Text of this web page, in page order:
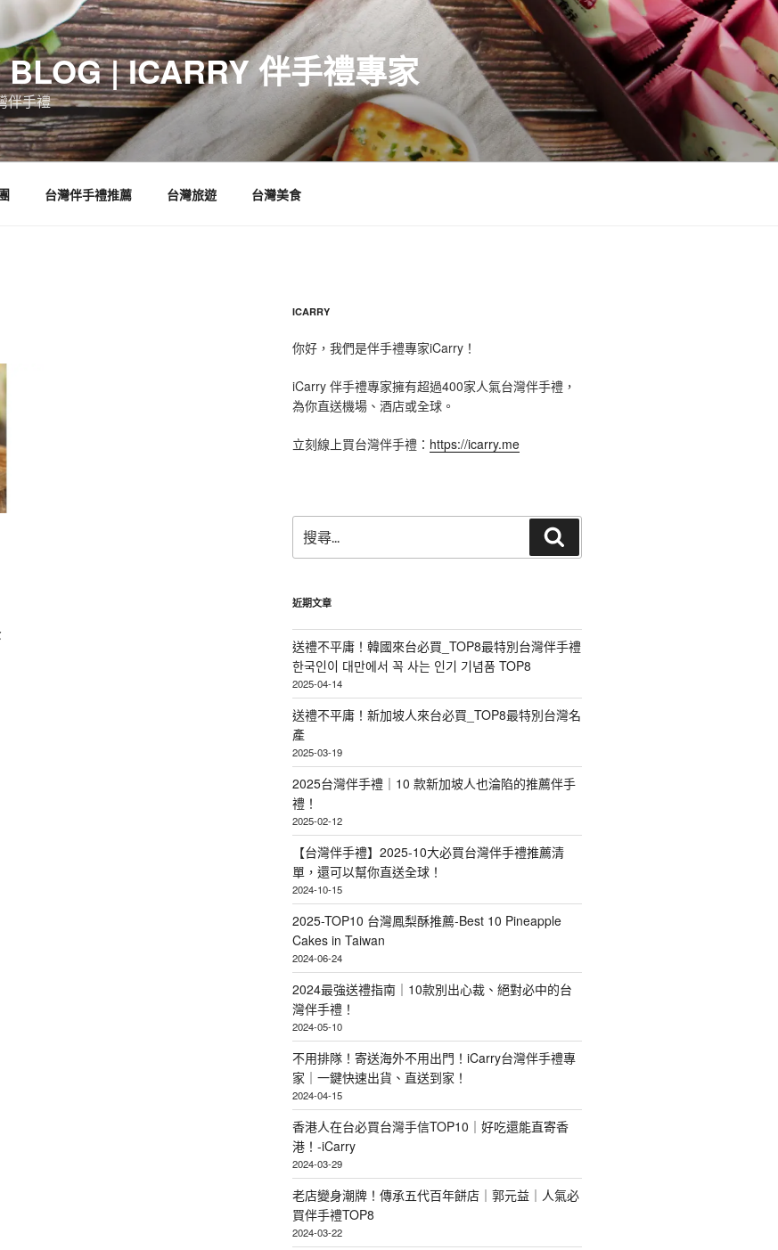
| ICARRY 伴手禮專家
伴手禮
台灣伴手禮推薦 台灣旅遊 台灣美食
ICARRY
你好，我們是伴手禮專家iCarry！
iCarry 伴手禮專家擁有超過400家人氣台灣伴手禮，
為你直送機場、酒店或全球。
立刻線上買台灣伴手禮： https://icarry.me
尋
關
字:
尋
近期文章
送禮不平庸！韓國來台必買_TOP8最特別台灣伴手禮
한국인이 대만에서 꼭 사는 인기 기념품 TOP8
2025-04-14
送禮不平庸！新加坡人來台必買_TOP8最特別台灣名
產
2025-03-19
2025台灣伴手禮｜10 款新加坡人也淪陷的推薦伴手
禮！
2025-02-12
【台灣伴手禮】2025-10大必買台灣伴手禮推薦清
單，還可以幫你直送全球！
2024-10-15
2025-TOP10 台灣鳳梨酥推薦-Best 10 Pineapple
Cakes in Taiwan
2024-06-24
2024最強送禮指南｜10款別出心裁、絕對必中的台
灣伴手禮！
2024-05-10
不用排隊！寄送海外不用出門！iCarry台灣伴手禮專
家｜一鍵快速出貨、直送到家！
2024-04-15
香港人在台必買台灣手信TOP10｜好吃還能直寄香
港！-iCarry
2024-03-29
老店變身潮牌！傳承五代百年餅店｜郭元益｜人氣必
買伴手禮TOP8
2024-03-22